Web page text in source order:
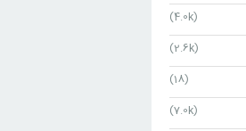
(4.0k)
(2.6k)
(18)
(7.0k)